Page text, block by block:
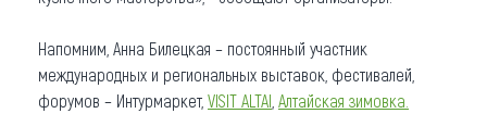
Напомним, Анна Билецкая – постоянный участник
международных и региональных выставок, фестивалей,
форумов – Интурмаркет, VISIT ALTAI Алтайская зимовка.